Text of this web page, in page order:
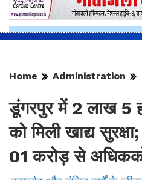
Home Administration
डूंगरपुर में 2 लाख 5
को मिली खाद्य
01 करोड़ से